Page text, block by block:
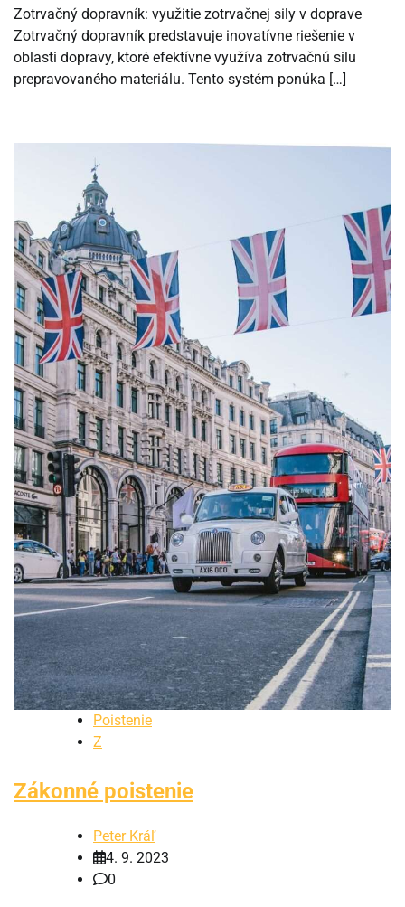
Zotrvačný dopravník: využitie zotrvačnej sily v doprave
Zotrvačný dopravník predstavuje inovatívne riešenie v
oblasti dopravy, ktoré efektívne využíva zotrvačnú silu
prepravovaného materiálu. Tento systém ponúka […]
Poistenie
Z
Zákonné poistenie
Peter Kráľ
4. 9. 2023
0